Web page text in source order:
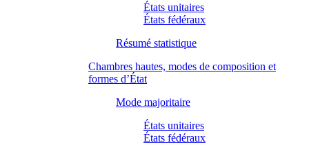
États unitaires
États fédéraux
Résumé statistique
Chambres hautes, modes de composition et
formes d’État
Mode majoritaire
États unitaires
États fédéraux